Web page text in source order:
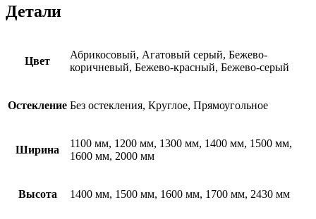
Детали
Цвет
Абрикосовый, Агатовый серый, Бежево-
коричневый, Бежево-красный, Бежево-серый
Остекление Без остекления, Круглое, Прямоугольное
Ширина
1100 мм, 1200 мм, 1300 мм, 1400 мм, 1500 мм,
1600 мм, 2000 мм
Высота 1400 мм, 1500 мм, 1600 мм, 1700 мм, 2430 мм